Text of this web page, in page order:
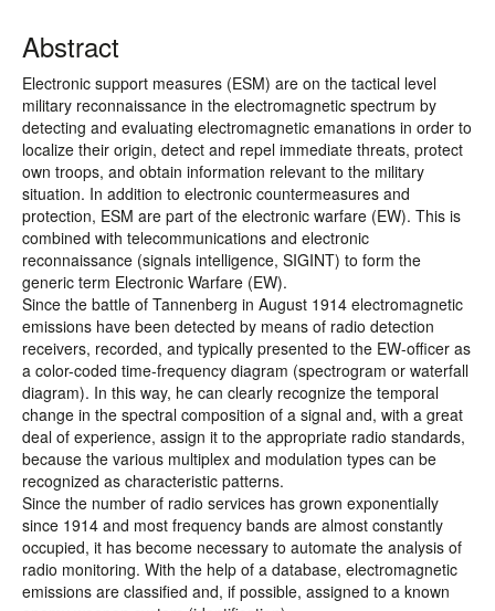
Abstract
Electronic support measures (ESM) are on the tactical level
military reconnaissance in the electromagnetic spectrum by
detecting and evaluating electromagnetic emanations in order to
localize their origin, detect and repel immediate threats, protect
own troops, and obtain information relevant to the military
situation. In addition to electronic countermeasures and
protection, ESM are part of the electronic warfare (EW). This is
combined with telecommunications and electronic
reconnaissance (signals intelligence, SIGINT) to form the
generic term Electronic Warfare (EW).
Since the battle of Tannenberg in August 1914 electromagnetic
emissions have been detected by means of radio detection
receivers, recorded, and typically presented to the EW-officer as
a color-coded time-frequency diagram (spectrogram or waterfall
diagram). In this way, he can clearly recognize the temporal
change in the spectral composition of a signal and, with a great
deal of experience, assign it to the appropriate radio standards,
because the various multiplex and modulation types can be
recognized as characteristic patterns.
Since the number of radio services has grown exponentially
since 1914 and most frequency bands are almost constantly
occupied, it has become necessary to automate the analysis of
radio monitoring. With the help of a database, electromagnetic
emissions are classified and, if possible, assigned to a known